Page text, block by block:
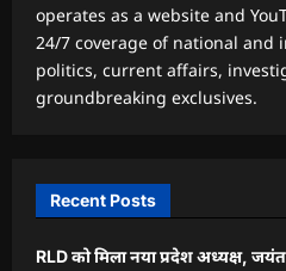
operates as a website and
24/7 coverage of national and
politics, current affairs,
groundbreaking exclusives.
Recent Posts
RLD को मिला नया प्रदेश अध्यक्ष,